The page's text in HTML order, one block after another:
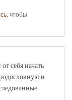
, чтобы
себя начать
и